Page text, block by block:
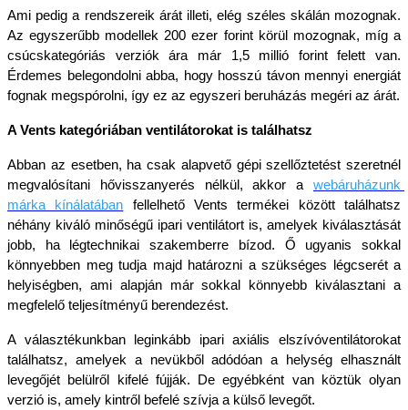
Ami pedig a rendszereik árát illeti, elég széles skálán mozognak.
Az egyszerűbb modellek 200 ezer forint körül mozognak, míg a
csúcskategóriás verziók ára már 1,5 millió forint felett van.
Érdemes belegondolni abba, hogy hosszú távon mennyi energiát
fognak megspórolni, így ez az egyszeri beruházás megéri az árát.
A Vents kategóriában ventilátorokat is találhatsz
Abban az esetben, ha csak alapvető gépi szellőztetést szeretnél
megvalósítani hővisszanyerés nélkül, akkor a webáruházunk
márka kínálatában
fellelhető Vents termékei között találhatsz
néhány kiváló minőségű ipari ventilátort is, amelyek kiválasztását
jobb, ha légtechnikai szakemberre bízod. Ő ugyanis sokkal
könnyebben meg tudja majd határozni a szükséges légcserét a
helyiségben, ami alapján már sokkal könnyebb kiválasztani a
megfelelő teljesítményű berendezést.
A választékunkban leginkább ipari axiális elszívóventilátorokat
találhatsz, amelyek a nevükből adódóan a helység elhasznált
levegőjét belülről kifelé fújják. De egyébként van köztük olyan
verzió is, amely kintről befelé szívja a külső levegőt.